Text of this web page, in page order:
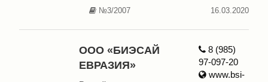
№3/2007
16.03.2020
ООО «БИЭСАЙ
ЕВРАЗИЯ»
8 (985)
97-097-20
www.bsi-